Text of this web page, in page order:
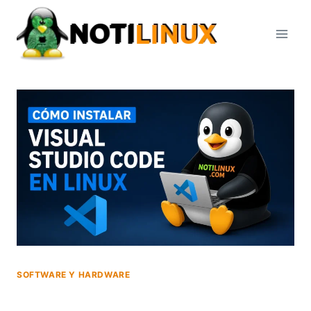
Saltar
contenido
SOFTWARE Y HARDWARE